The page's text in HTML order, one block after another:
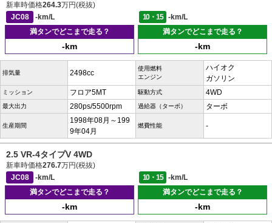
新車時価格264.3万円(税抜)
JC08
-km/L 10・15
-km/L
満タンでどこまで走る？
-km
満タンでどこまで走る？
-km
排気量 2498cc
使用燃料
エンジン
ハイオク
ガソリン
ミッション フロア5MT 駆動方式 4WD
最大出力 280ps/5500rpm 過給器（ターボ） ターボ
生産期間
1998年08月～199
9年04月
燃費性能 -
2.5 VR-4タイプV 4WD
新車時価格276.7万円(税抜)
JC08
-km/L 10・15
-km/L
満タンでどこまで走る？
-km
満タンでどこまで走る？
-km